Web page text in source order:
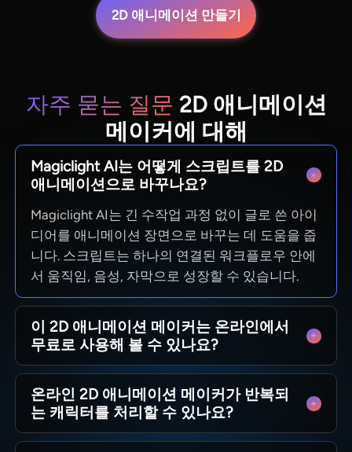
2D 애니메이션 만들기
자주 묻는 질문 2D 애니메이션
메이커에 대해
Magiclight AI는 어떻게 스크립트를 2D
애니메이션으로 바꾸나요?
Magiclight AI는 긴 수작업 과정 없이 글로 쓴 아이
디어를 애니메이션 장면으로 바꾸는 데 도움을 줍
니다. 스크립트는 하나의 연결된 워크플로우 안에
서 움직임, 음성, 자막으로 성장할 수 있습니다.
이 2D 애니메이션 메이커는 온라인에서
무료로 사용해 볼 수 있나요?
네, 더 큰 프로젝트를 시작하기 전에 Magiclight AI
에서 워크플로우를 테스트할 수 있습니다. 더 진행
하기로 결정하기 전에 샘플 애니메이션 영상을 테
스트해 볼 수 있습니다.
온라인 2D 애니메이션 메이커가 반복되
는 캐릭터를 처리할 수 있나요?
네, 그렇습니다. 그리고 이는 더 긴 영상에서 매우